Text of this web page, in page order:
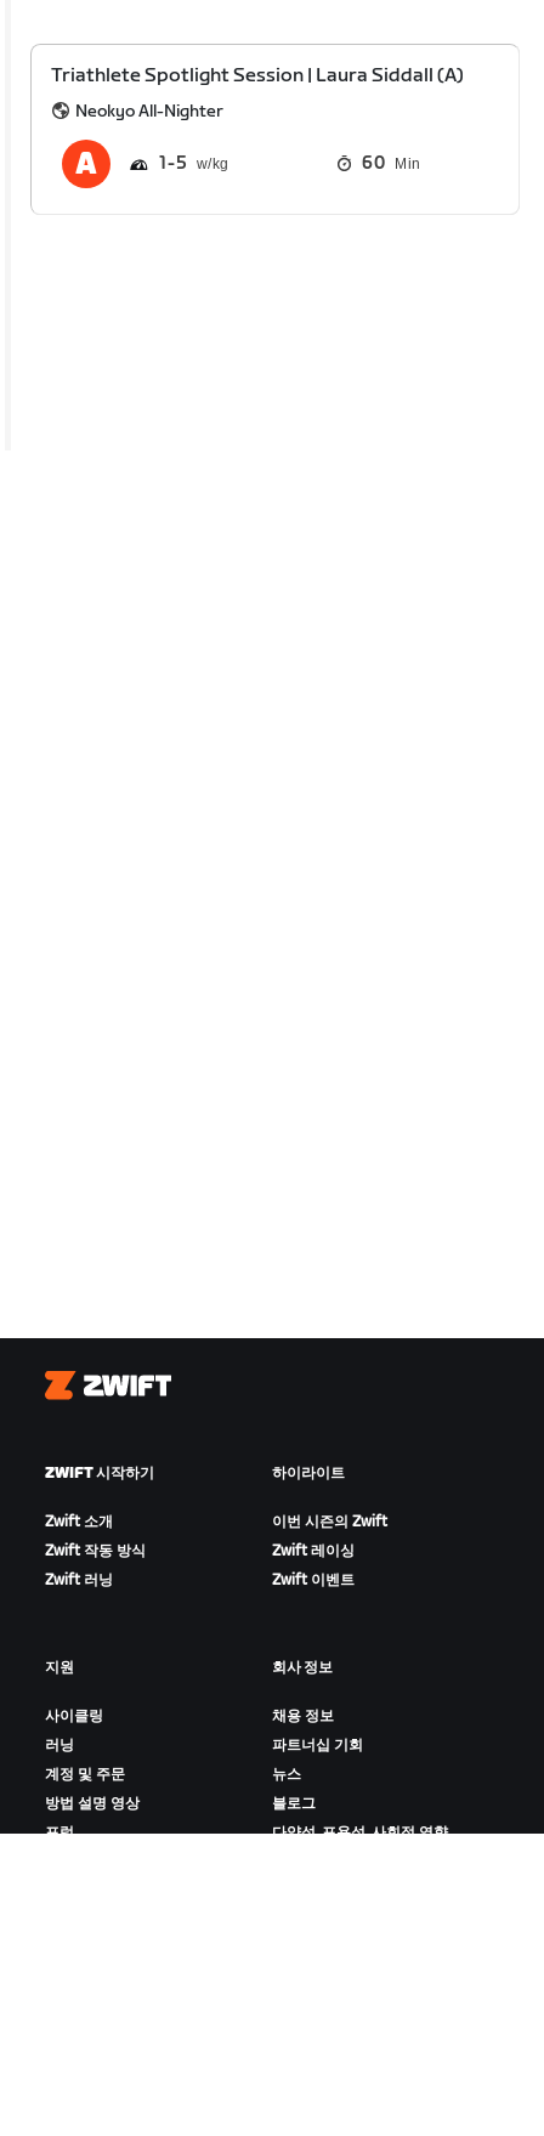
Triathlete Spotlight Session | Laura Siddall (A)
Neokyo All-Nighter
1 5 60 Min
Zwift
ZWIFT 시작하기
Zwift 소개
Zwift 작동 방식
Zwift 러닝
하이라이트
이번 시즌의 Zwift
Zwift 레이싱
Zwift 이벤트
지원
사이클링
러닝
계정 및 주문
방법 설명 영상
포럼
회사 정보
채용 정보
파트너십 기회
뉴스
블로그
다양성, 포용성, 사회적 영향